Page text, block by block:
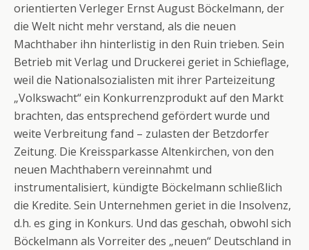
orientierten Verleger Ernst August Böckelmann, der
die Welt nicht mehr verstand, als die neuen
Machthaber ihn hinterlistig in den Ruin trieben. Sein
Betrieb mit Verlag und Druckerei geriet in Schieflage,
weil die Nationalsozialisten mit ihrer Parteizeitung
„Volkswacht“ ein Konkurrenzprodukt auf den Markt
brachten, das entsprechend gefördert wurde und
weite Verbreitung fand – zulasten der Betzdorfer
Zeitung. Die Kreissparkasse Altenkirchen, von den
neuen Machthabern vereinnahmt und
instrumentalisiert, kündigte Böckelmann schließlich
die Kredite. Sein Unternehmen geriet in die Insolvenz,
d.h. es ging in Konkurs. Und das geschah, obwohl sich
Böckelmann als Vorreiter des „neuen“ Deutschland in